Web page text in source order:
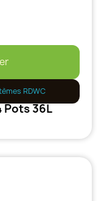
RDWC
Pots 36L